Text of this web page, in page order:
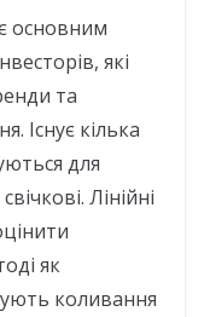
основним
які
та
Існує кілька
для
Лінійні
як
коливання